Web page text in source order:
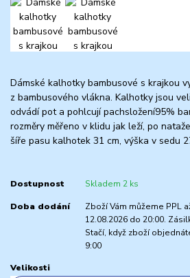
Dámské kalhotky bambusové s krajkou
z bambusového vlákna. Kalhotky jsou
odvádí pot a pohlcují pachsložení95%
rozměry měřeno v klidu jak leží, po
šíře pasu kalhotek 31 cm, výška v sedu
Dostupnost Skladem 2 ks
Doba dodání
Zboží Vám můžeme PPL
12.08.2026 do 20:00.
Stačí, když zboží
9:00
Velikosti